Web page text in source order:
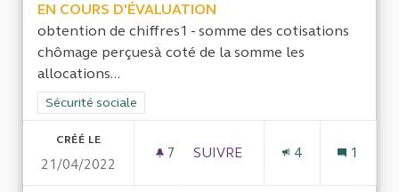
EN COURS D'ÉVALUATION
obtention de chiffres1 - somme des cotisations
chômage perçuesà coté de la somme les
allocations...
Filtrer les résultats de la catégorie : Sécurité sociale
Sécurité sociale
CRÉÉ LE
21/04/2022
7 7 ABONNÉS
SUIVRE
4 1